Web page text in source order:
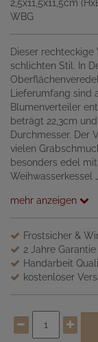
2,5x11,5x11,5cm
WBG
Dieser
schlichten Stil. In
Lieferumfang sind
Blumenverteiler
beträgt 22,3cm
Durchmesser. Der
vielen
besonders edel
Weihwasserkessel
mehr anzeigen
Frostsicher &
2 Jahre Garantie
Handarbeit
kostenloser